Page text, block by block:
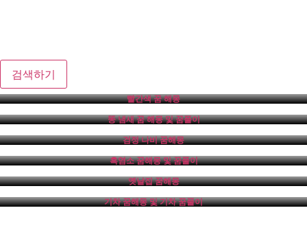
검색하기
빨간색 꿈 해몽
똥 냄새 꿈 해몽 및 꿈풀이
검정 나비 꿈해몽
흑염소 꿈해몽 및 꿈풀이
옛날집 꿈해몽
기차 꿈해몽 및 기차 꿈풀이